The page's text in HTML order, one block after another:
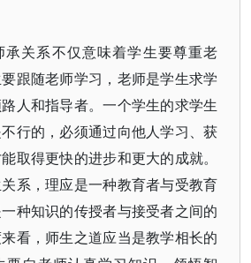
承关系不仅意味着学生要尊重老
跟随老师学习，老师是学生求学
人和指导者。一个学生的求学生
行的，必须通过向他人学习、获
取得更快的进步和更大的成就。
系，理应是一种教育者与受教育
种知识的传授者与接受者之间的
看，师生之道应当是教学相长的